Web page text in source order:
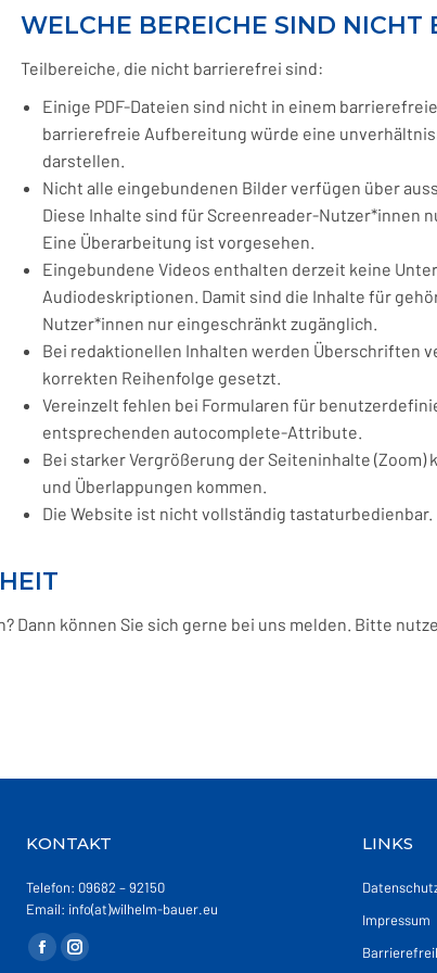
WELCHE BEREICHE SIND NICHT
Teilbereiche, die nicht barrierefrei sind:
Einige PDF-Dateien sind nicht in einem
barrierefreie Aufbereitung würde eine
darstellen.
Nicht alle eingebundenen Bilder verfügen über
Diese Inhalte sind für Screenreader-Nutzer*innen
Eine Überarbeitung ist vorgesehen.
Eingebundene Videos enthalten derzeit keine
Audiodeskriptionen. Damit sind die Inhalte für
Nutzer*innen nur eingeschränkt zugänglich.
Bei redaktionellen Inhalten werden Überschriften
korrekten Reihenfolge gesetzt.
Vereinzelt fehlen bei Formularen für
entsprechenden autocomplete-Attribute.
Bei starker Vergrößerung der Seiteninhalte (Zoom)
und Überlappungen kommen.
Die Website ist nicht vollständig tastaturbedienbar.
können Sie sich gerne bei uns melden. Bitte
KONTAKT
Telefon: 09682 – 92150
Email: info(at)wilhelm-bauer.eu
Finden Sie uns auf:
FacebookInstagram
LINKS
Impressum